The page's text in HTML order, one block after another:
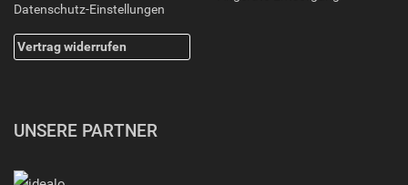
Datenschutz-Einstellungen
Vertrag widerrufen
UNSERE PARTNER